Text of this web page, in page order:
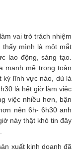
vai trò trách nhiệm
thấy mình là một mắt
lao động, sáng tạo.
mạnh mẽ trong toàn
kỳ lĩnh vực nào, dù là
là hết giờ làm việc
việc nhiều hơn, bận
nên 6h- 6h30 anh
này thật khó tin đây
xuất kinh doanh đã